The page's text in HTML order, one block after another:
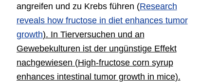
angreifen und zu Krebs führen (Research
reveals how fructose in diet enhances tumor
growth). In Tierversuchen und an
Gewebekulturen ist der ungünstige Effekt
nachgewiesen (High-fructose corn syrup
enhances intestinal tumor growth in mice).